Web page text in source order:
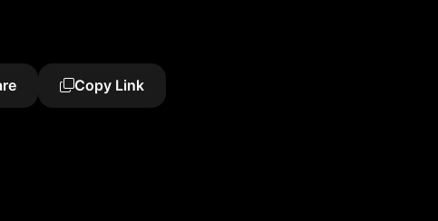
Copy Link